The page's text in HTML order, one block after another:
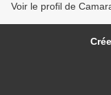
Voir le profil de